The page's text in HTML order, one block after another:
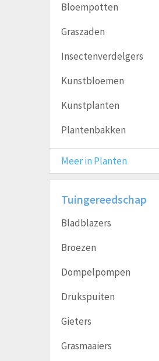
Bloempotten
Graszaden
Insectenverdelgers
Kunstbloemen
Kunstplanten
Plantenbakken
Meer in Planten
Tuingereedschap
Bladblazers
Broezen
Dompelpompen
Drukspuiten
Gieters
Grasmaaiers